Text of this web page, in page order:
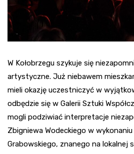
W Kołobrzegu szykuje się
artystyczne. Już niebawem
mieli okazję uczestniczyć w
odbędzie się w Galerii Sztuki
mogli podziwiać interpretacje
Zbigniewa Wodeckiego w
Grabowskiego, znanego na lokalnej